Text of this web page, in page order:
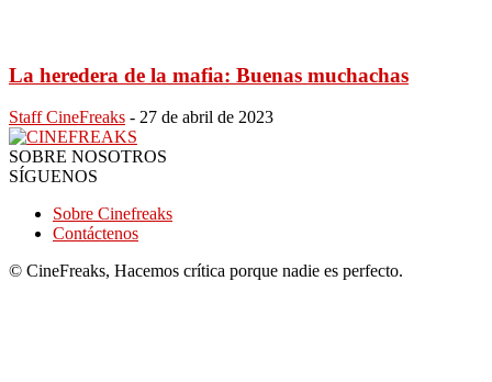
La heredera de la mafia: Buenas muchachas
Staff CineFreaks - 27 de abril de 2023
SOBRE NOSOTROS
SÍGUENOS
Sobre Cinefreaks
Contáctenos
© CineFreaks, Hacemos crítica porque nadie es perfecto.